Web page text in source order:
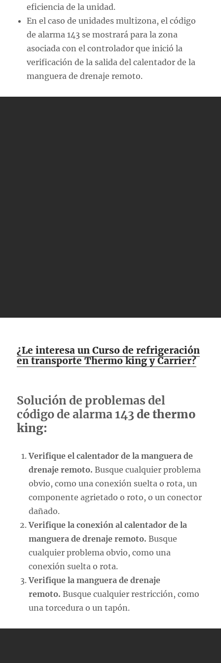
eficiencia de la unidad.
En el caso de unidades multizona, el código
de alarma 143 se mostrará para la zona
asociada con el controlador que inició la
verificación de la salida del calentador de la
manguera de drenaje remoto.
¿Le interesa un Curso de refrigeración
en transporte Thermo king y Carrier?
Solución de problemas del
código de alarma 143 de thermo
king:
Verifique el calentador de la manguera de
drenaje remoto. Busque cualquier problema
obvio, como una conexión suelta o rota, un
componente agrietado o roto, o un conector
dañado.
Verifique la conexión al calentador de la
manguera de drenaje remoto. Busque
cualquier problema obvio, como una
conexión suelta o rota.
Verifique la manguera de drenaje
remoto. Busque cualquier restricción, como
una torcedura o un tapón.